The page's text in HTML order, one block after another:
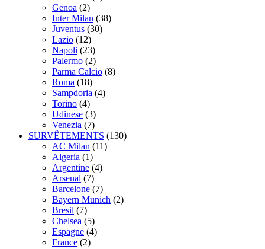
Genoa (2)
Inter Milan (38)
Juventus (30)
Lazio (12)
Napoli (23)
Palermo (2)
Parma Calcio (8)
Roma (18)
Sampdoria (4)
Torino (4)
Udinese (3)
Venezia (7)
SURVÊTEMENTS (130)
AC Milan (11)
Algeria (1)
Argentine (4)
Arsenal (7)
Barcelone (7)
Bayern Munich (2)
Bresil (7)
Chelsea (5)
Espagne (4)
France (2)